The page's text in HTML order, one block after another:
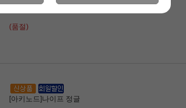
[아키노드]나이프 다운타운 그린
(품절)
[아키노드]나이프 정글